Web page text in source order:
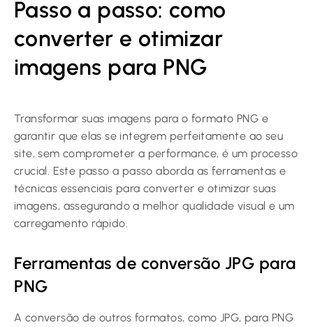
Passo a passo: como
converter e otimizar
imagens para PNG
Transformar suas imagens para o formato PNG e
garantir que elas se integrem perfeitamente ao seu
site, sem comprometer a performance, é um processo
crucial. Este passo a passo aborda as ferramentas e
técnicas essenciais para converter e otimizar suas
imagens, assegurando a melhor qualidade visual e um
carregamento rápido.
Ferramentas de conversão JPG para
PNG
A conversão de outros formatos, como JPG, para PNG